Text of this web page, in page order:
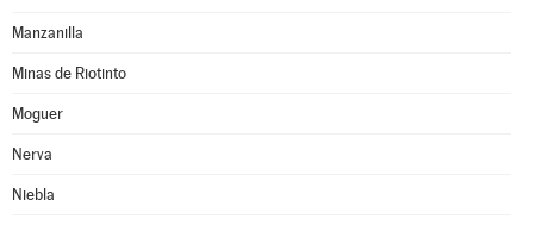
Manzanilla
Minas de Riotinto
Moguer
Nerva
Niebla